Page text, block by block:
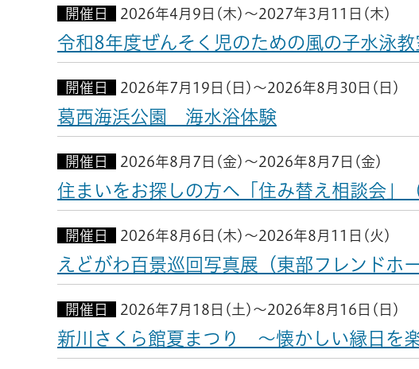
開催日 2026年4月9日(木)～2027年3月11日(木)
令和8年度ぜんそく児のための風の子水泳教
開催日 2026年7月19日(日)～2026年8月30日(日)
葛西海浜公園 海水浴体験
開催日 2026年8月7日(金)～2026年8月7日(金)
住まいをお探しの方へ「住み替え相談会」
開催日 2026年8月6日(木)～2026年8月11日(火)
えどがわ百景巡回写真展（東部フレンドホー
開催日 2026年7月18日(土)～2026年8月16日(日)
新川さくら館夏まつり ～懐かしい縁日を